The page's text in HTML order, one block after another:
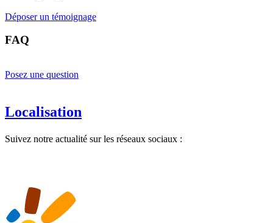
Déposer un témoignage
FAQ
Posez une question
Localisation
Suivez notre actualité sur les réseaux sociaux :